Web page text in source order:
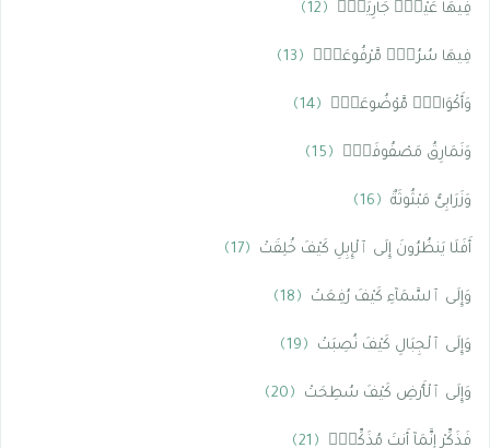
فِيهَا عَيْنٌۭ جَارِيَةٌۭ ﴿12﴾
فِيهَا سُرُرٌۭ مَّرْفُوعَةٌۭ ﴿13﴾
وَأَكْوَابٌۭ مَّوْضُوعَةٌۭ ﴿14﴾
وَنَمَارِقُ مَصْفُوفَةٌۭ ﴿15﴾
وَزَرَابِىُّ مَبْثُوثَةٌ ﴿16﴾
أَفَلَا يَنظُرُونَ إِلَى ٱلْإِبِلِ كَيْفَ خُلِقَتْ ﴿17﴾
وَإِلَى ٱلسَّمَآءِ كَيْفَ رُفِعَتْ ﴿18﴾
وَإِلَى ٱلْجِبَالِ كَيْفَ نُصِبَتْ ﴿19﴾
وَإِلَى ٱلْأَرْضِ كَيْفَ سُطِحَتْ ﴿20﴾
فَذَكِّرْ إِنَّمَآ أَنتَ مُذَكِّرٌۭ ﴿21﴾